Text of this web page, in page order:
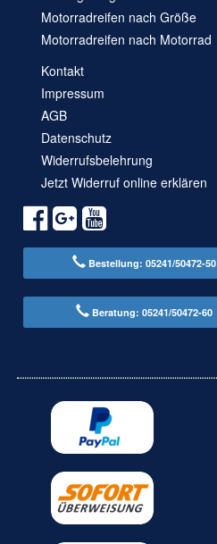
Motorradreifen nach Größe
Motorradreifen nach Motorrad
Kontakt
Impressum
AGB
Datenschutz
Widerrufsbelehrung
Jetzt Widerruf online erklären
Bestellung: 05241/50472-50
Beratung: 05241/50472-60